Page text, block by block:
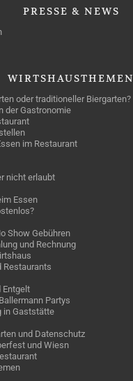
PRESSE & NEWS
WIRTSHAUSTHEMEN
oder traditioneller Biergarten?
der Gastronomie
im Restaurant
nicht erlaubt
Essen
Show Gebühren
und Rechnung
Restaurants
Entgelt
Partys
in Gaststätte
und Datenschutz
und Wiesn